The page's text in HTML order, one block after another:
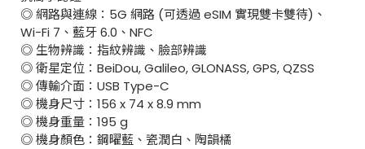
◎ 網路與連線：5G 網路 (可透過 eSIM 實現雙卡雙待)、
Wi-Fi 7、藍牙 6.0、NFC
◎ 生物辨識：指紋辨識、臉部辨識
◎ 衛星定位：BeiDou, Galileo, GLONASS, GPS, QZSS
◎ 傳輸介面：USB Type-C
◎ 機身尺寸：156 x 74 x 8.9 mm
◎ 機身重量：195 g
◎ 機身顏色：鋼曜藍、瓷潤白、陶韻橘